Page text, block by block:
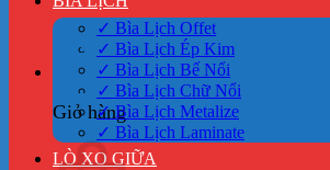
0
Giỏ hàng
✓ Bìa Lịch Offet
✓ Bìa Lịch Ép Kim
✓ Bìa Lịch Bế Nổi
✓ Bìa Lịch Chữ Nổi
✓ Bìa Lịch Metalize
✓ Bìa Lịch Laminate
LÒ XO GIỮA